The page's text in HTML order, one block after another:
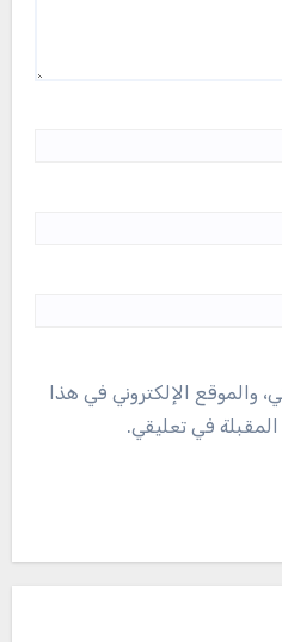
والموقع الإلكتروني في هذا
في تعليقي.